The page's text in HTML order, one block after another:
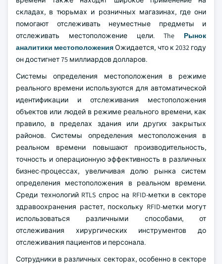
складах, в тюрьмах и розничных магазинах, где они
помогают отслеживать неуместные предметы и
отслеживать местоположение цели. The Рынок
аналитики местоположенияОжидается, что к 2032 году
он достигнет 75 миллиардов долларов.
Системы определения местоположения в режиме
реального времени используются для автоматической
идентификации и отслеживания местоположения
объектов или людей в режиме реального времени, как
правило, в пределах здания или других закрытых
районов. Системы определения местоположения в
реальном времени повышают производительность,
точность и операционную эффективность в различных
бизнес-процессах, увеличивая долю рынка систем
определения местоположения в реальном времени.
Среди технологий RTLS спрос на RFID-метки в секторе
здравоохранения растет, поскольку RFID-метки могут
использоваться различными способами, от
отслеживания хирургических инструментов до
отслеживания пациентов и персонала.
Сотрудники в различных секторах, особенно в секторе